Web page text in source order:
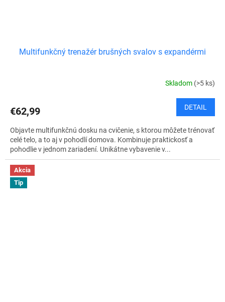
Multifunkčný trenažér brušných svalov s expandérmi
Skladom (>5 ks)
€62,99 DETAIL
Objavte multifunkčnú dosku na cvičenie, s ktorou môžete trénovať
celé telo, a to aj v pohodlí domova. Kombinuje praktickosť a
pohodlie v jednom zariadení. Unikátne vybavenie v...
Akcia
Tip